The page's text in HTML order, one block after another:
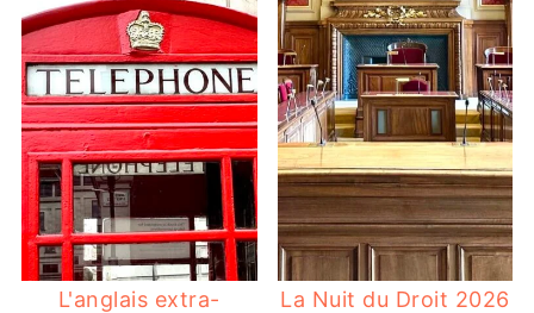
L'anglais extra-
La Nuit du Droit 2026